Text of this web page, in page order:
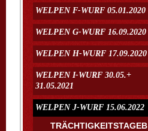
WELPEN F-WURF 05.01.2020
WELPEN G-WURF 16.09.2020
WELPEN H-WURF 17.09.2020
WELPEN I-WURF 30.05.+
31.05.2021
WELPEN J-WURF 15.06.2022
TRÄCHTIGKEITSTAGEB